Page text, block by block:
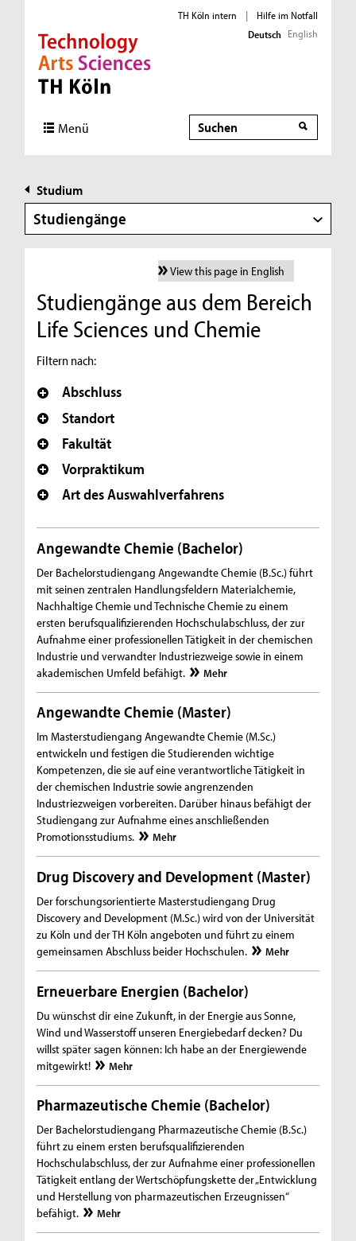
Direkt zur Hauptnavigation
Direkt zur Subnavigation
Direkt zum Inhalt
Direkt zum Fußbereich
TH Köln intern |
Hilfe im Notfall
Deutsch English
Menü Suche
Studium
Studiengänge
View this page in English
Studiengänge aus dem Bereich
Life Sciences und Chemie
Filtern nach:
Abschluss
Standort
Fakultät
Vorpraktikum
Art des Auswahlverfahrens
Angewandte Chemie (Bachelor)
Der Bachelorstudiengang Angewandte Chemie (B.Sc.) führt
mit seinen zentralen Handlungsfeldern Materialchemie,
Nachhaltige Chemie und Technische Chemie zu einem
ersten berufsqualifizierenden Hochschulabschluss, der zur
Aufnahme einer professionellen Tätigkeit in der chemischen
Industrie und verwandter Industriezweige sowie in einem
akademischen Umfeld befähigt.
Mehr
Angewandte Chemie (Master)
Im Masterstudiengang Angewandte Chemie (M.Sc.)
entwickeln und festigen die Studierenden wichtige
Kompetenzen, die sie auf eine verantwortliche Tätigkeit in
der chemischen Industrie sowie angrenzenden
Industriezweigen vorbereiten. Darüber hinaus befähigt der
Studiengang zur Aufnahme eines anschließenden
Promotionsstudiums.
Mehr
Drug Discovery and Development (Master)
Der forschungsorientierte Masterstudiengang Drug
Discovery and Development (M.Sc.) wird von der Universität
zu Köln und der TH Köln angeboten und führt zu einem
gemeinsamen Abschluss beider Hochschulen.
Mehr
Erneuerbare Energien (Bachelor)
Du wünschst dir eine Zukunft, in der Energie aus Sonne,
Wind und Wasserstoff unseren Energiebedarf decken? Du
willst später sagen können: Ich habe an der Energiewende
mitgewirkt!
Mehr
Pharmazeutische Chemie (Bachelor)
Der Bachelorstudiengang Pharmazeutische Chemie (B.Sc.)
führt zu einem ersten berufsqualifizierenden
Hochschulabschluss, der zur Aufnahme einer professionellen
Tätigkeit entlang der Wertschöpfungskette der „Entwicklung
und Herstellung von pharmazeutischen Erzeugnissen“
befähigt.
Mehr